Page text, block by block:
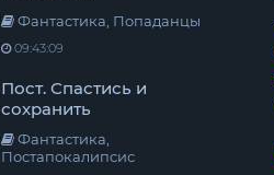
Фантастика, Попаданцы
09:43:09
Пост. Спастись и
сохранить
Фантастика,
Постапокалипсис